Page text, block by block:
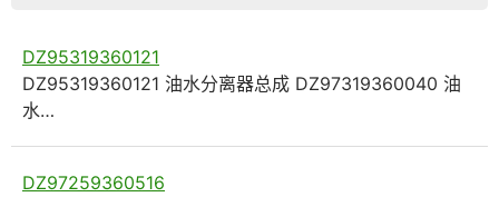
DZ95319360121
DZ95319360121 油水分离器总成 DZ97319360040 油
水…
DZ97259360516